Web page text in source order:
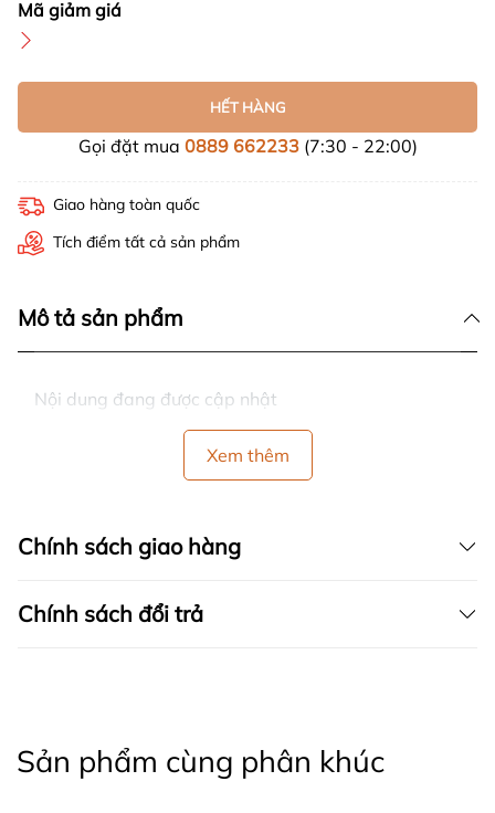
Mã giảm giá
HẾT HÀNG
Gọi đặt mua 0889 662233(7:30 - 22:00)
Giao hàng toàn quốc
Tích điểm tất cả sản phẩm
Mô tả sản phẩm
Nội dung đang được cập nhật
Xem thêm
Chính sách giao hàng
Chính sách đổi trả
Sản phẩm cùng phân khúc